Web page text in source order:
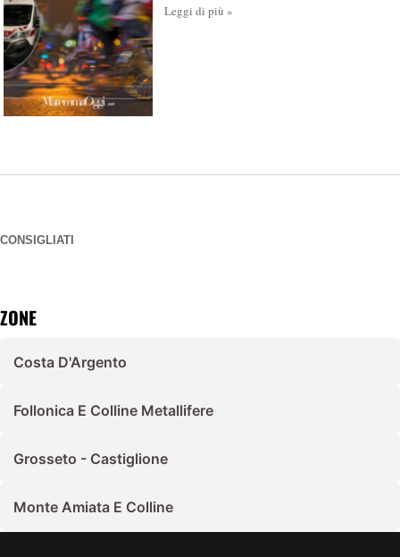
Leggi di più »
CONSIGLIATI
ZONE
Costa D'Argento
Follonica E Colline Metallifere
Grosseto - Castiglione
Monte Amiata E Colline